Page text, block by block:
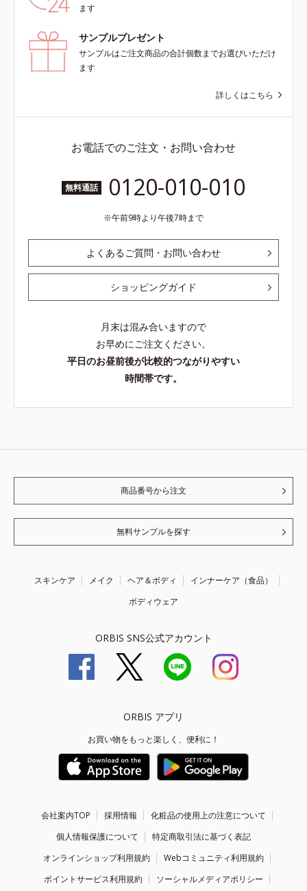
ます
サンプルプレゼント
サンプルはご注文商品の合計個数までお選びいただけ
ます
詳しくはこちら
お電話でのご注文・お問い合わせ
無料通話 0120-010-010
午前9時より午後7時まで
よくあるご質問・お問い合わせ
ショッピングガイド
月末は混み合いますので
お早めにご注文ください。
平日のお昼前後が比較的つながりやすい
時間帯です。
商品番号から注文
無料サンプルを探す
スキンケア メイク ヘア＆ボディ
インナーケア（食品）
ボディウェア
ORBIS SNS公式アカウント
ORBIS アプリ
お買い物をもっと楽しく、便利に！
会社案内TOP 採用情報
化粧品の使用上の注意について
個人情報保護について
特定商取引法に基づく表記
オンラインショップ利用規約
Webコミュニティ利用規約
ポイントサービス利用規約
ソーシャルメディアポリシー